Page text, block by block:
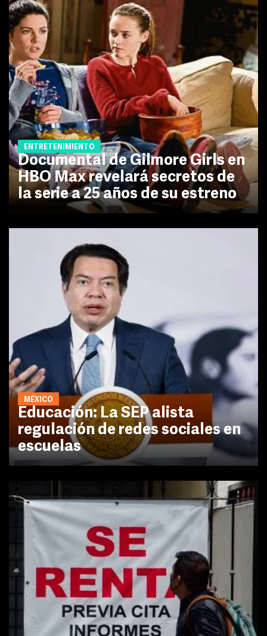
ENTRETENIMIENTO
Documental de Gilmore Girls en
HBO Max revelará secretos de
la serie a 25 años de su estreno
MÉXICO
Educación: La SEP alista
regulación de redes sociales en
escuelas